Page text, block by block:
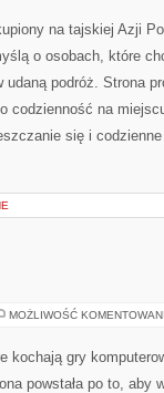
na tajskiej Azji
o osobach, które
podróż. Strona
codzienność na
się i
MOŻLIWOŚĆ
kochają gry
powstała po to, aby